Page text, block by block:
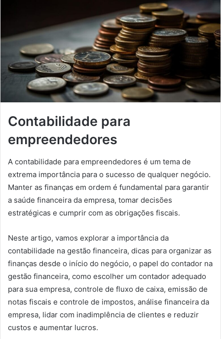
Contabilidade para
empreendedores
A contabilidade para empreendedores é um tema de
extrema importância para o sucesso de qualquer negócio.
Manter as finanças em ordem é fundamental para garantir
a saúde financeira da empresa, tomar decisões
estratégicas e cumprir com as obrigações fiscais.
Neste artigo, vamos explorar a importância da
contabilidade na gestão financeira, dicas para organizar as
finanças desde o início do negócio, o papel do contador na
gestão financeira, como escolher um contador adequado
para sua empresa, controle de fluxo de caixa, emissão de
notas fiscais e controle de impostos, análise financeira da
empresa, lidar com inadimplência de clientes e reduzir
custos e aumentar lucros.